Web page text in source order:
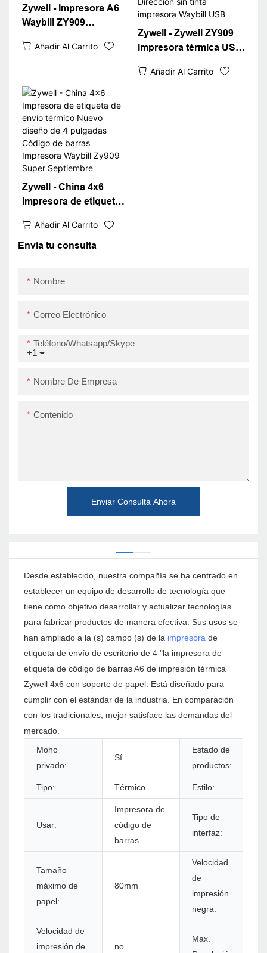
Zywell - Impresora A6
Waybill ZY909
impresora de etiqueta
Añadir Al Carrito
Zywell - Zywell ZY909
Impresora térmica USB
Impresora Desktop
Añadir Al Carrito
Zywell - China 4x6
Impresora de etiqueta
diseño de 4 pulgadas
Código de barras
Septiembre
Añadir Al Carrito
Envía tu consulta
Nombre
Correo Electrónico
+1
Teléfono/whatsapp/skype
Nombre De Empresa
Contenido
Enviar Consulta Ahora
Desde establecido, nuestra compañía se ha centrado en
establecer un equipo de desarrollo de tecnología que
tiene como objetivo desarrollar y actualizar tecnologías
para fabricar productos de manera efectiva. Sus usos se
han ampliado a la (s) campo (s) de la impresora de
etiqueta de envío de escritorio de 4 "la impresora de
etiqueta de código de barras A6 de impresión térmica
Zywell 4x6 con soporte de papel. Está diseñado para
cumplir con el estándar de la industria. En comparación
con los tradicionales, mejor satisface las demandas del
mercado.
Moho
privado:
Sí
Estado de
productos:
Tipo: Térmico Estilo:
Usar:
Impresora de
código de
barras
Tipo de
interfaz:
Tamaño
máximo de
papel:
80mm
Velocidad
de
impresión
negra:
Velocidad de
impresión de
no
Max.